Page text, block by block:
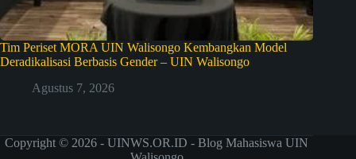
Tim Periset MORA UIN Walisongo Kembangkan Model
Deradikalisasi Berbasis Gender – UIN Walisongo
Agustus 7, 2026
Copyright © 2026 - UINWS.OR.ID - Blog Mahasiswa UIN